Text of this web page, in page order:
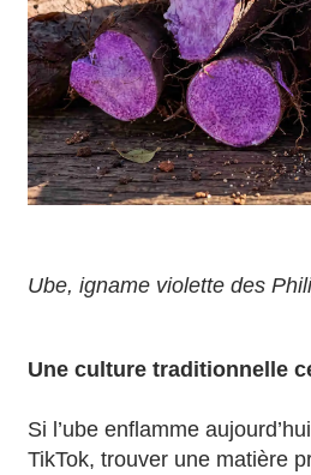
Ube, igname violette des
Une culture traditionnelle
Si l’ube enflamme
TikTok, trouver une matière